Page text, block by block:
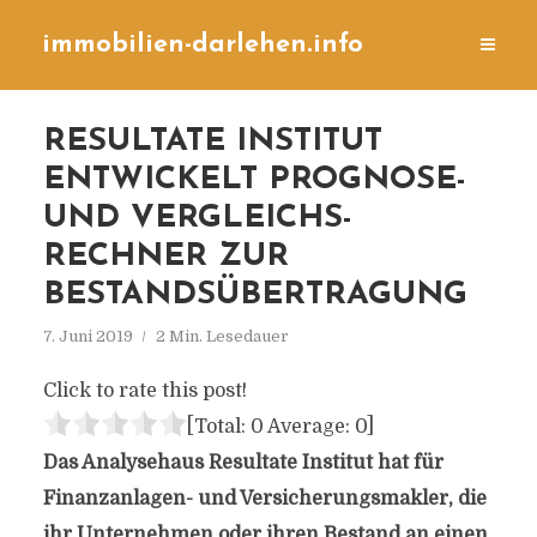
immobilien-darlehen.info
RESULTATE INSTITUT
ENTWICKELT PROGNOSE-
UND VERGLEICHS-
RECHNER ZUR
BESTANDSÜBERTRAGUNG
7. Juni 2019 2 Min. Lesedauer
Click to rate this post!
[Total: 0 Average: 0]
Das Analysehaus Resultate Institut hat für
Finanzanlagen- und Versicherungsmakler, die